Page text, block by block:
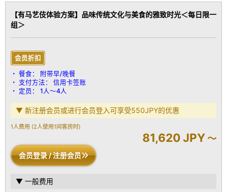
桧木冷水浴池
配备迷你吧
免费Wi-Fi
提供意大利名牌 Ferragamo 洗浴用品
提供意大利 MARVIS 牙齿护理套装
提供土耳其 HAMAM 浴袍
Simmons品牌双床
Sony 55英寸电视＆音响系统
客房设备：
带温水洗净功能的马桶 / 冷暖空调 / 电视 / 冰箱 / 吹风机
※ 为了让您享受宁静的氛围，本馆谢绝接待12岁以下儿童，敬请谅
解。
【有马艺伎体验方案】品味传统文化与美食的雅致时光＜每日限一
组＞
会员折扣
餐食：
附带早/晚餐
支付方法：
信用卡签账
定员：
1人～4人
▼ 新注册会员或进行会员登入可享受550JPY的优惠
1人费用 (2人使用1间客房时)
81,620 JPY～
会员登录 / 注册会员
▼ 一般费用